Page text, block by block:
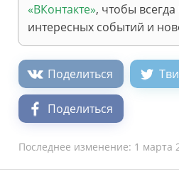
«ВКонтакте», чтобы
интересных событий и
Поделиться
Поделиться
Последнее изменение: 1 марта